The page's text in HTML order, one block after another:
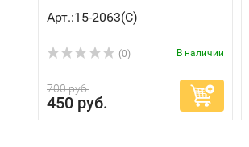
Арт.:15-2063(C)
(0) В наличии
700 руб.
450 руб.